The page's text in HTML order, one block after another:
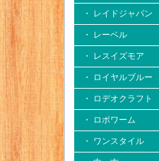
・ レイドジャパン
・ レーベル
・ レスイズモア
・ ロイヤルブルー
・ ロデオクラフト
・ ロボワーム
・ ワンスタイル